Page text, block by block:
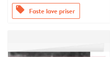
offers Faste lave priser